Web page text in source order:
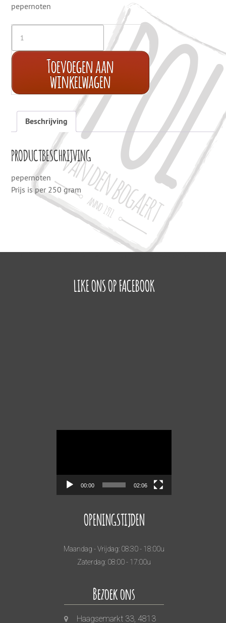
pepernoten
Toevoegen aan
winkelwagen
Beschrijving
PRODUCTBESCHRIJVING
pepernoten
Prijs is per 250 gram
LIKE ONS OP FACEBOOK
00:00 02:06
OPENINGSTIJDEN
Maandag - Vrijdag: 08:30 - 18:00u
Zaterdag: 08:00 - 17:00u
Bezoek ons
Haagsemarkt 33, 4813